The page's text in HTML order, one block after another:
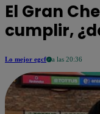
El Gran
cumplir,
Lo mejor egcf a las 20:36